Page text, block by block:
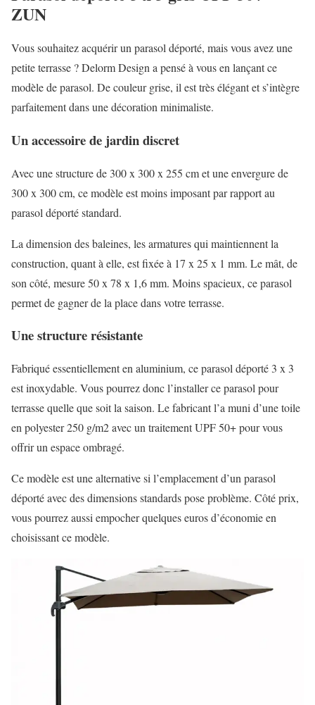
ZUN
Vous souhaitez acquérir un parasol déporté, mais vous avez une
petite terrasse ? Delorm Design a pensé à vous en lançant ce
modèle de parasol. De couleur grise, il est très élégant et s’intègre
parfaitement dans une décoration minimaliste.
Un accessoire de jardin discret
Avec une structure de 300 x 300 x 255 cm et une envergure de
300 x 300 cm, ce modèle est moins imposant par rapport au
parasol déporté standard.
La dimension des baleines, les armatures qui maintiennent la
construction, quant à elle, est fixée à 17 x 25 x 1 mm. Le mât, de
son côté, mesure 50 x 78 x 1,6 mm. Moins spacieux, ce parasol
permet de gagner de la place dans votre terrasse.
Une structure résistante
Fabriqué essentiellement en aluminium, ce parasol déporté 3 x 3
est inoxydable. Vous pourrez donc l’installer ce parasol pour
terrasse quelle que soit la saison. Le fabricant l’a muni d’une toile
en polyester 250 g/m2 avec un traitement UPF 50+ pour vous
offrir un espace ombragé.
Ce modèle est une alternative si l’emplacement d’un parasol
déporté avec des dimensions standards pose problème. Côté prix,
vous pourrez aussi empocher quelques euros d’économie en
choisissant ce modèle.